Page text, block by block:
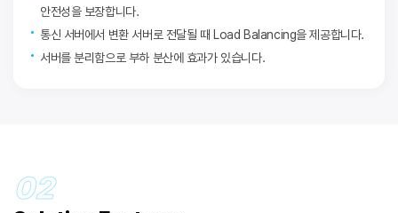
안전성을 보장합니다.
통신 서버에서 변환 서버로 전달될 때 Load Balancing을 제공합니다.
서버를 분리함으로 부하 분산에 효과가 있습니다.
02